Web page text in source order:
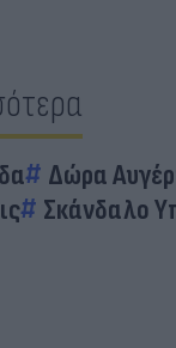
Δώρα
Σκάνδαλο